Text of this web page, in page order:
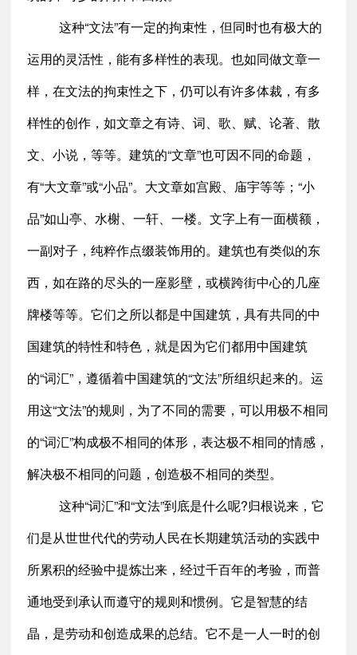
这种“文法”有一定的拘束性，但同时也有极大的
运用的灵活性，能有多样性的表现。也如同做文章一
样，在文法的拘束性之下，仍可以有许多体裁，有多
样性的创作，如文章之有诗、词、歌、赋、论著、散
文、小说，等等。建筑的“文章”也可因不同的命题，
有“大文章”或“小品”。大文章如宫殿、庙宇等等；“小
品”如山亭、水榭、一轩、一楼。文字上有一面横额，
一副对子，纯粹作点缀装饰用的。建筑也有类似的东
西，如在路的尽头的一座影壁，或横跨街中心的几座
牌楼等等。它们之所以都是中国建筑，具有共同的中
国建筑的特性和特色，就是因为它们都用中国建筑
的“词汇”，遵循着中国建筑的“文法”所组织起来的。运
用这“文法”的规则，为了不同的需要，可以用极不相同
的“词汇”构成极不相同的体形，表达极不相同的情感，
解决极不相同的问题，创造极不相同的类型。
这种“词汇”和“文法”到底是什么呢?归根说来，它
们是从世世代代的劳动人民在长期建筑活动的实践中
所累积的经验中提炼岀来，经过千百年的考验，而普
通地受到承认而遵守的规则和惯例。它是智慧的结
晶，是劳动和创造成果的总结。它不是一人一时的创